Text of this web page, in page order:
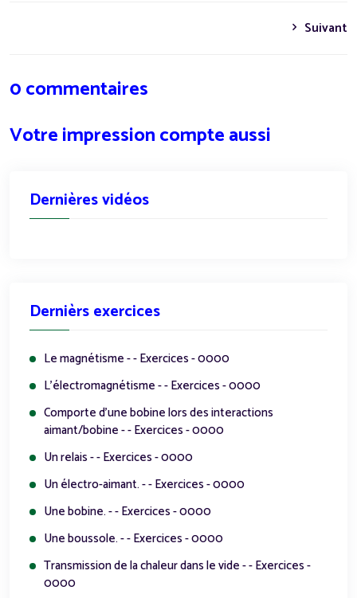
Suivant
0 commentaires
Votre impression compte aussi
Dernières vidéos
Dernièrs exercices
Le magnétisme - - Exercices - 0000
L'électromagnétisme - - Exercices - 0000
Comporte d'une bobine lors des interactions
aimant/bobine - - Exercices - 0000
Un relais - - Exercices - 0000
Un électro-aimant. - - Exercices - 0000
Une bobine. - - Exercices - 0000
Une boussole. - - Exercices - 0000
Transmission de la chaleur dans le vide - - Exercices -
0000